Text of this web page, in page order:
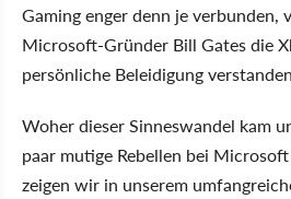
Gaming enger denn je verbunden,
Microsoft-Gründer Bill Gates die
persönliche Beleidigung
Woher dieser Sinneswandel kam
paar mutige Rebellen bei
zeigen wir in unserem